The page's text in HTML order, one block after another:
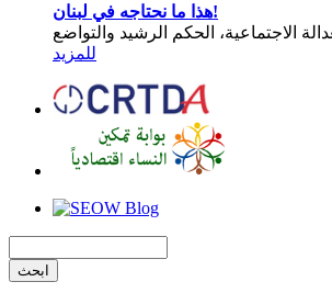
هذا ما نحتاجه في لبنان!
للمزيد